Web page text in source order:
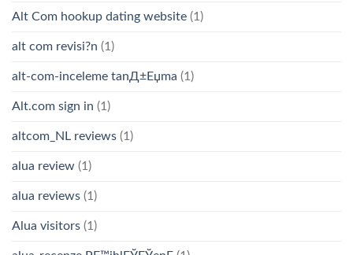
Alt Com hookup dating website (1)
alt com revisi?n (1)
alt-com-inceleme tanД±Еџma (1)
Alt.com sign in (1)
altcom_NL reviews (1)
alua review (1)
alua reviews (1)
Alua visitors (1)